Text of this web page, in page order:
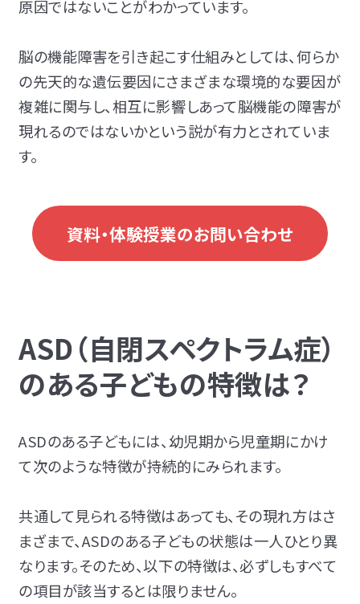
原因ではないことがわかっています。
脳の機能障害を引き起こす仕組みとしては、何らか
の先天的な遺伝要因にさまざまな環境的な要因が
複雑に関与し、相互に影響しあって脳機能の障害が
現れるのではないかという説が有力とされていま
す。
資料・体験授業のお問い合わせ
ASD（自閉スペクトラム症）
のある子どもの特徴は？
ASDのある子どもには、幼児期から児童期にかけ
て次のような特徴が持続的にみられます。
共通して見られる特徴はあっても、その現れ方はさ
まざまで、ASDのある子どもの状態は一人ひとり異
なります。そのため、以下の特徴は、必ずしもすべて
の項目が該当するとは限りません。